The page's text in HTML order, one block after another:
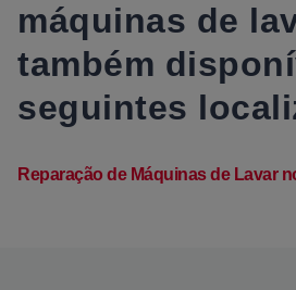
máquinas de
também
seguintes
Reparação de Máquinas de Lavar